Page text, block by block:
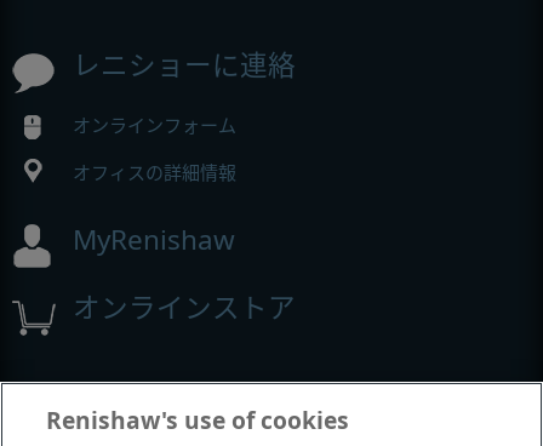
レニショーに連絡
オンラインフォーム
オフィスの詳細情報
MyRenishaw
オンラインストア
イベントとウェビナー
Renishaw's use of cookies